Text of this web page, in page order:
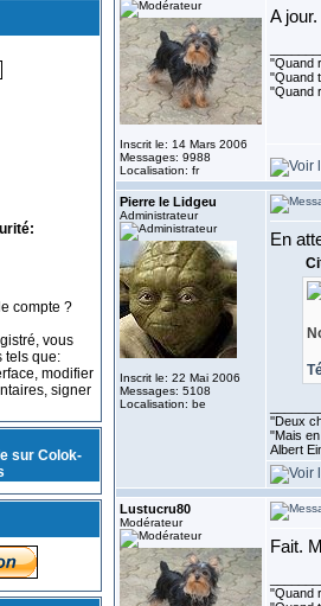
compte ?
vous
tels que:
modifier
signer
sur Colok-
Inscrit le: 14 Mars 2006
Messages: 9988
Localisation: fr
A
"Quand
"Quand
"Quand
Pierre le Lidgeu
Administrateur
Inscrit le: 22 Mai 2006
Messages: 5108
Localisation: be
En
''Deux
"Mais
Albert
Lustucru80
Modérateur
Fait.
"Quand